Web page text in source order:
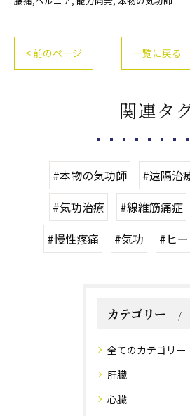
< 前のページ 一覧に戻る
関連タ
#本物の気功師 #遠隔治
#気功治療
#線維筋痛症
#慢性疼痛
#気功 #ヒ
カテゴリー
全てのカテゴリー
肝臓
心臓